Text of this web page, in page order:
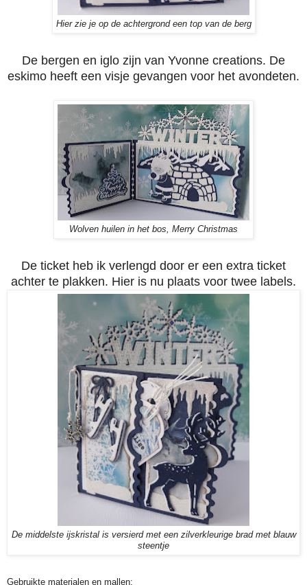
Hier zie je op de achtergrond een top van de berg
De bergen en iglo zijn van Yvonne creations. De
eskimo heeft een visje gevangen voor het avondeten.
Wolven huilen in het bos, Merry Christmas
De ticket heb ik verlengd door er een extra ticket
achter te plakken. Hier is nu plaats voor twee labels.
De middelste ijskristal is versierd met een zilverkleurige brad met blauw
steentje
Gebruikte materialen en mallen: